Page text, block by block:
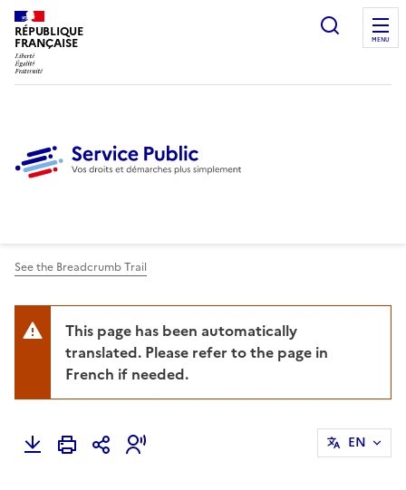
RÉPUBLIQUE
FRANÇAISE
Ouvrir
MENU
See the Breadcrumb Trail
This page has been automatically
translated. Please refer to the page in
French if needed.
EN